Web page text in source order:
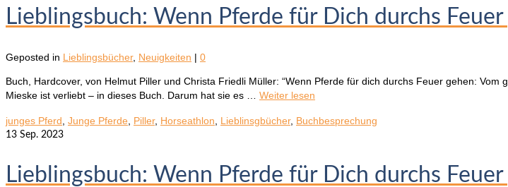
Lieblingsbuch: Wenn Pferde für Dich durchs Feuer
Geposted in Lieblingsbücher, Neuigkeiten | 0
Buch, Hardcover, von Helmut Piller und Christa Friedli Müller: “Wenn Pferde für dich durchs Feuer gehen:
Mieske ist verliebt – in dieses Buch. Darum hat sie es … Weiter lesen
junges Pferd Junge Pferde Piller, Horseathlon Lieblinsgbücher, Buchbesprechung
13 Sep. 2023
Lieblingsbuch: Wenn Pferde für Dich durchs Feuer